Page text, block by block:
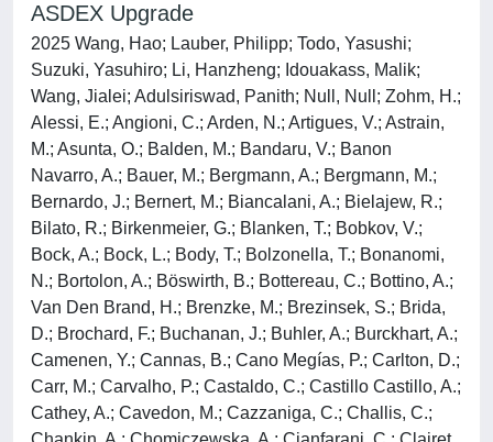
ASDEX Upgrade
2025 Wang, Hao; Lauber, Philipp; Todo, Yasushi;
Suzuki, Yasuhiro; Li, Hanzheng; Idouakass, Malik;
Wang, Jialei; Adulsiriswad, Panith; Null, Null; Zohm, H.;
Alessi, E.; Angioni, C.; Arden, N.; Artigues, V.; Astrain,
M.; Asunta, O.; Balden, M.; Bandaru, V.; Banon
Navarro, A.; Bauer, M.; Bergmann, A.; Bergmann, M.;
Bernardo, J.; Bernert, M.; Biancalani, A.; Bielajew, R.;
Bilato, R.; Birkenmeier, G.; Blanken, T.; Bobkov, V.;
Bock, A.; Bock, L.; Body, T.; Bolzonella, T.; Bonanomi,
N.; Bortolon, A.; Böswirth, B.; Bottereau, C.; Bottino, A.;
Van Den Brand, H.; Brenzke, M.; Brezinsek, S.; Brida,
D.; Brochard, F.; Buchanan, J.; Buhler, A.; Burckhart, A.;
Camenen, Y.; Cannas, B.; Cano Megías, P.; Carlton, D.;
Carr, M.; Carvalho, P.; Castaldo, C.; Castillo Castillo, A.;
Cathey, A.; Cavedon, M.; Cazzaniga, C.; Challis, C.;